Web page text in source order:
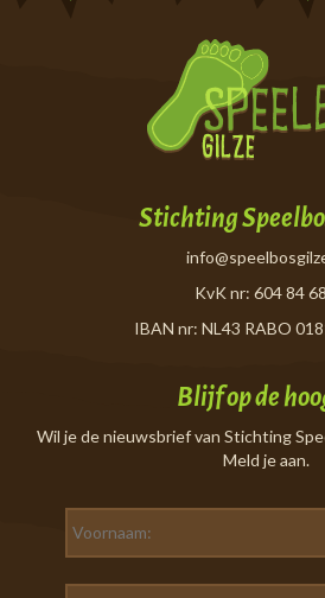
Stichting
KvK nr: 604 84
IBAN nr: NL43 RABO
Blijf op de
Wil je de nieuwsbrief van Stichting
Meld je aan.